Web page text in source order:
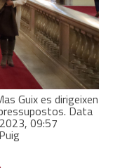
Guix es dirigeixen
Data
09:57